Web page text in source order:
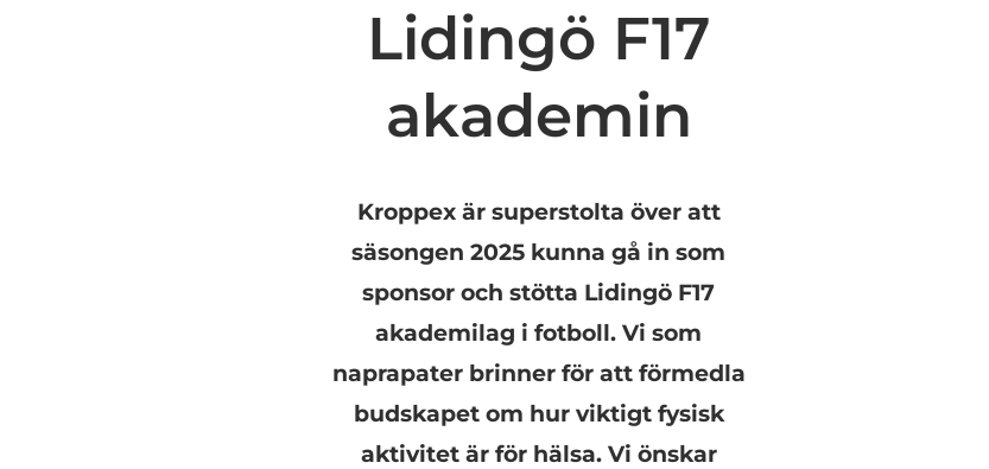
Lidingö F17
akademin
Kroppex är superstolta över att
säsongen 2025 kunna gå in som
sponsor och stötta Lidingö F17
akademilag i fotboll. Vi som
naprapater brinner för att förmedla
budskapet om hur viktigt fysisk
aktivitet är för hälsa. Vi önskar